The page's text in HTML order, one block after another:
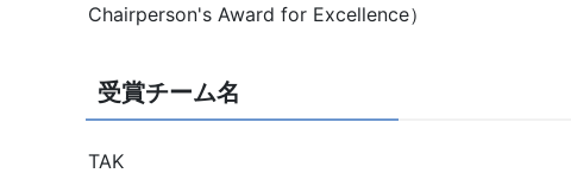
Chairperson's Award for Excellence）
受賞チーム名
TAK